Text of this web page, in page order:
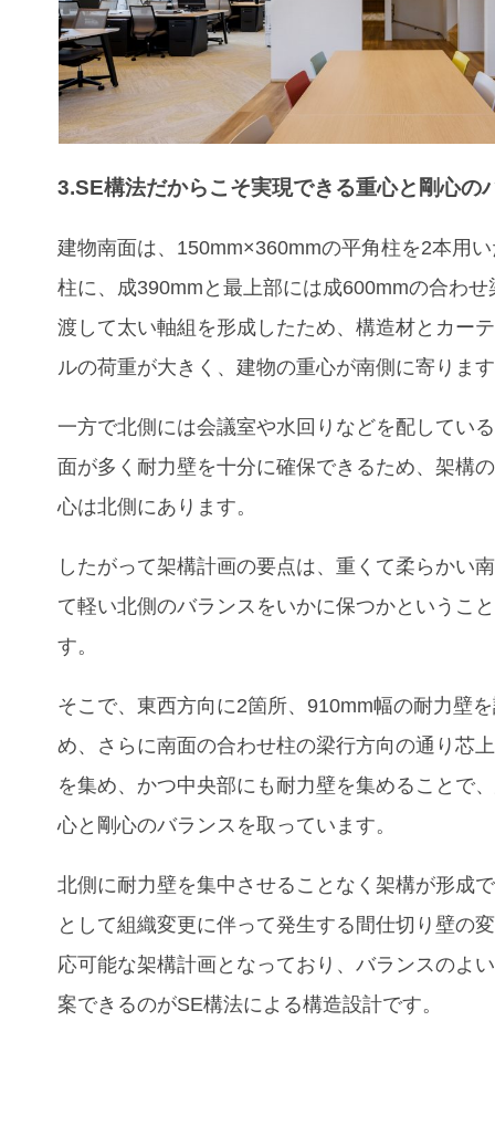
3.SE構法だからこそ実現できる重心と剛心の
建物南面は、150mm×360mmの平角柱を2本用
柱に、成390mmと最上部には成600mmの合わせ
渡して太い軸組を形成したため、構造材とカー
ルの荷重が大きく、建物の重心が南側に寄りま
一方で北側には会議室や水回りなどを配してい
面が多く耐力壁を十分に確保できるため、架構
心は北側にあります。
したがって架構計画の要点は、重くて柔らかい
て軽い北側のバランスをいかに保つかというこ
す。
そこで、東西方向に2箇所、910mm幅の耐力壁
め、さらに南面の合わせ柱の梁行方向の通り芯
を集め、かつ中央部にも耐力壁を集めることで
心と剛心のバランスを取っています。
北側に耐力壁を集中させることなく架構が形成
として組織変更に伴って発生する間仕切り壁の
応可能な架構計画となっており、バランスのよ
案できるのがSE構法による構造設計です。